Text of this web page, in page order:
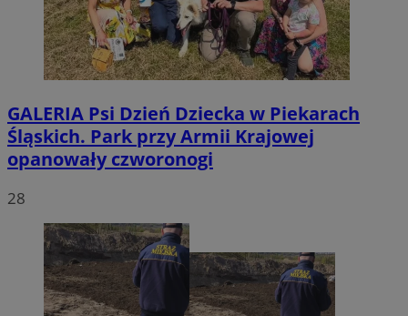
GALERIA Psi Dzień Dziecka w Piekarach
Śląskich. Park przy Armii Krajowej
opanowały czworonogi
28